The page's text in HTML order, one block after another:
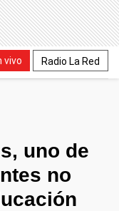
vivo Radio La Red
uno de
no